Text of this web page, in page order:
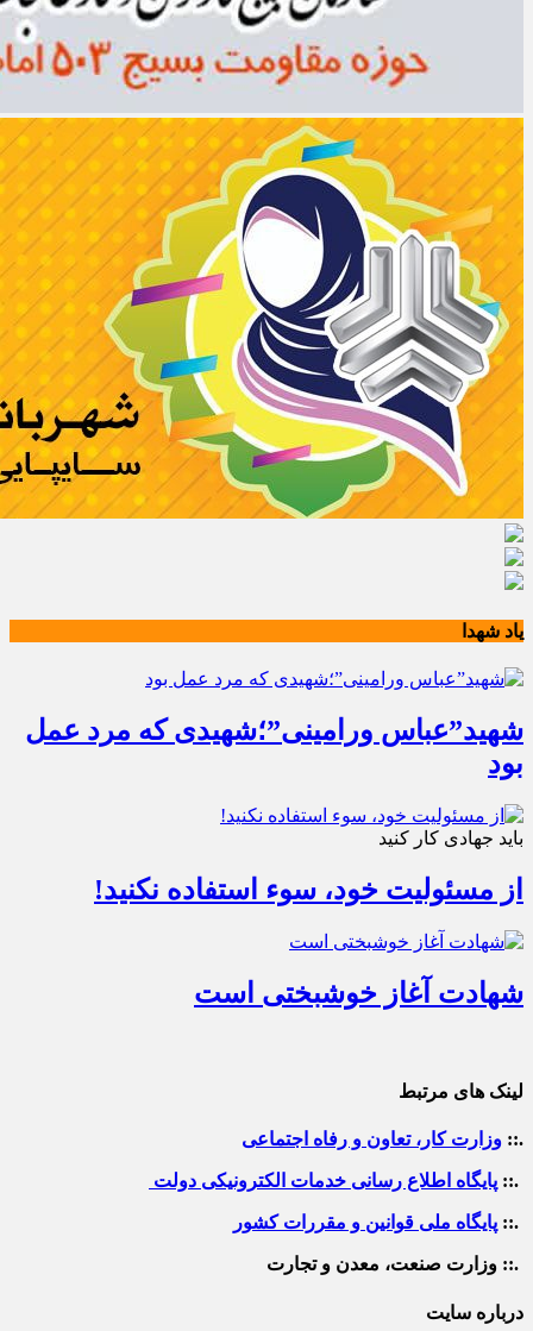
یاد شهدا
شهید”عباس ورامینی”؛شهیدی که مرد عمل
بود
باید جهادی کار کنید
از مسئولیت خود، سوء استفاده نکنید!
شهادت آغاز خوشبختی است
لینک های مرتبط
.:: وزارت کار، تعاون و رفاه اجتماعی
.:: پایگاه اطلاع رسانی خدمات الکترونیکی دولت
.:: پایگاه ملی قوانین و مقررات کشور
.:: وزارت صنعت، معدن و تجارت
درباره سایت